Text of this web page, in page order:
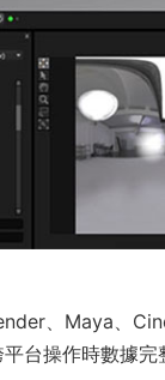
、Maya、
台操作時數據完